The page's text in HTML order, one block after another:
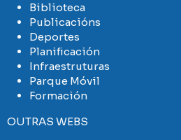
Biblioteca
Publicacións
Deportes
Planificación
Infraestruturas
Parque Móvil
Formación
OUTRAS WEBS